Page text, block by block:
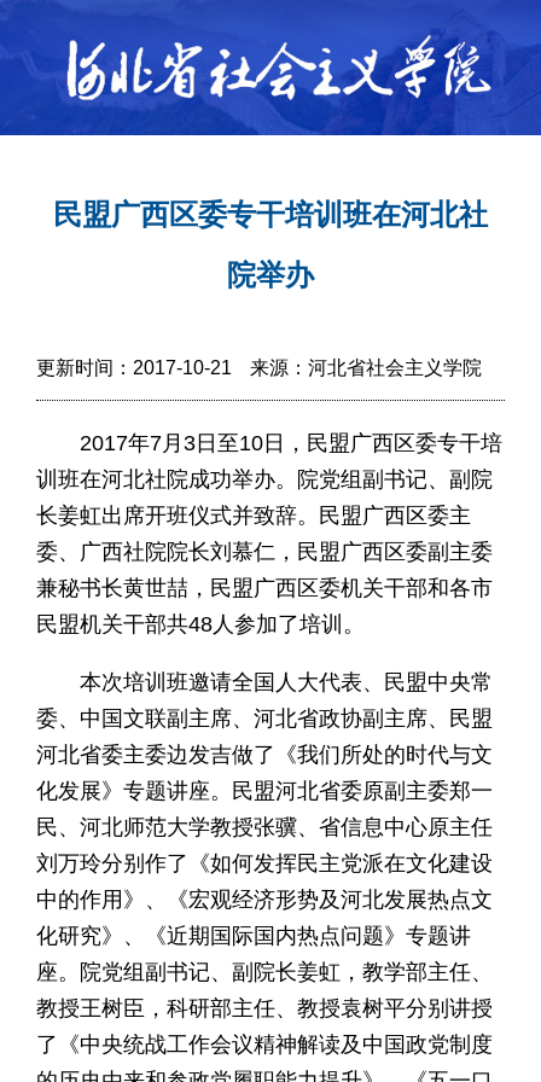
民盟广西区委专干培训班在河北社
院举办
更新时间：2017-10-21 来源：河北省社会主义学院
2017年7月3日至10日，民盟广西区委专干培
训班在河北社院成功举办。院党组副书记、副院
长姜虹出席开班仪式并致辞。民盟广西区委主
委、广西社院院长刘慕仁，民盟广西区委副主委
兼秘书长黄世喆，民盟广西区委机关干部和各市
民盟机关干部共48人参加了培训。
本次培训班邀请全国人大代表、民盟中央常
委、中国文联副主席、河北省政协副主席、民盟
河北省委主委边发吉做了《我们所处的时代与文
化发展》专题讲座。民盟河北省委原副主委郑一
民、河北师范大学教授张骥、省信息中心原主任
刘万玲分别作了《如何发挥民主党派在文化建设
中的作用》、《宏观经济形势及河北发展热点文
化研究》、《近期国际国内热点问题》专题讲
座。院党组副书记、副院长姜虹，教学部主任、
教授王树臣，科研部主任、教授袁树平分别讲授
了《中央统战工作会议精神解读及中国政党制度